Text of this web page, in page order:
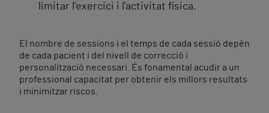
limitar l’exercici i l’activitat física.
El nombre de sessions i el temps de cada sessió depèn
de cada pacient i del nivell de correcció i
personalització necessari. És fonamental acudir a un
professional capacitat per obtenir els millors resultats
i minimitzar riscos.